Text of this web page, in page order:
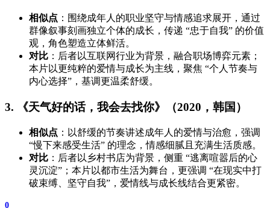
相似点 ：围绕成年人的职业坚守与情感追求展开，通过
群像叙事刻画独立个体的成长，传递 “忠于自我” 的价值
观，角色塑造立体鲜活。
对比 ：后者以互联网行业为背景，融合职场博弈元素；
本片以更纯粹的爱情与成长为主线，聚焦 “个人节奏与
内心选择”，基调更温柔舒缓。
3. 《天气好的话，我会去找你》（2020，韩国）
相似点 ：以舒缓的节奏讲述成年人的爱情与治愈，强调
“慢下来感受生活” 的理念，情感细腻且充满生活质感。
对比 ：后者以乡村书店为背景，侧重 “逃离喧嚣后的心
灵沉淀”；本片以都市生活为舞台，更强调 “在现实中打
破束缚、坚守自我”，爱情线与成长线结合更紧密。
0